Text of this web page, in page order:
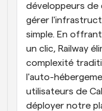
développeurs de
gérer
simple. En
un clic, Railway
complexité
l'auto-
utilisateurs de
déployer notre